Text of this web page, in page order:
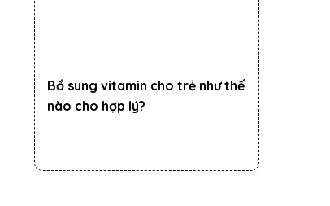
Bổ sung vitamin cho trẻ như thế
nào cho hợp lý?